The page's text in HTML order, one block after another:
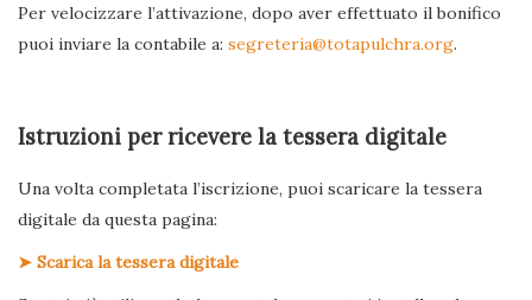
Per velocizzare l’attivazione, dopo aver effettuato il bonifico
puoi inviare la contabile a: segreteria@totapulchra.org.
Istruzioni per ricevere la tessera digitale
Una volta completata l’iscrizione, puoi scaricare la tessera
digitale da questa pagina:
➤ Scarica la tessera digitale